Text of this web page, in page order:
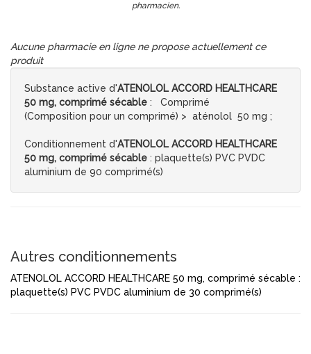
pharmacien.
Aucune pharmacie en ligne ne propose actuellement ce
produit
Substance active d'ATENOLOL ACCORD HEALTHCARE
50 mg, comprimé sécable : Comprimé
(Composition pour un comprimé) > aténolol 50 mg ;
Conditionnement d'ATENOLOL ACCORD HEALTHCARE
50 mg, comprimé sécable : plaquette(s) PVC PVDC
aluminium de 90 comprimé(s)
Autres conditionnements
ATENOLOL ACCORD HEALTHCARE 50 mg, comprimé sécable :
plaquette(s) PVC PVDC aluminium de 30 comprimé(s)